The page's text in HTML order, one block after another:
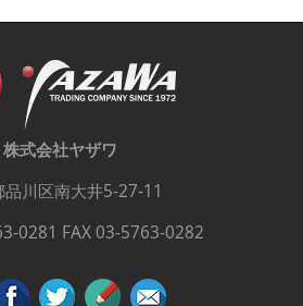
株式会社ヤザワ
品川区南大井5-27-11
0281 FAX 03-5763-0282